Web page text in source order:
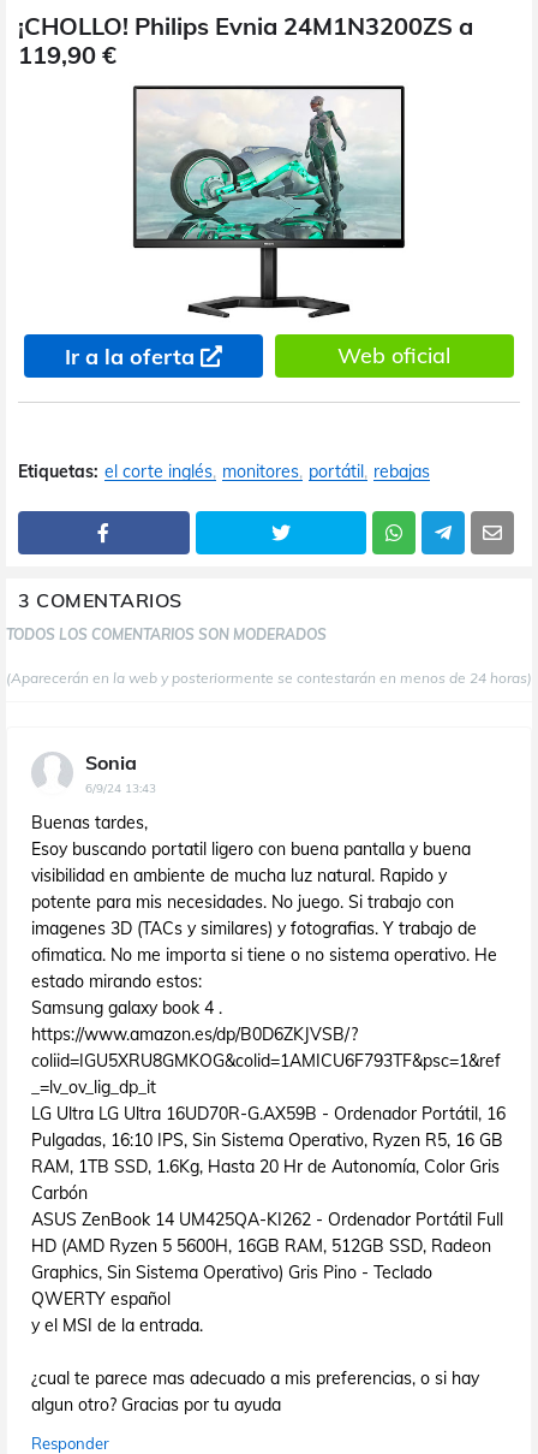
¡CHOLLO! Philips Evnia 24M1N3200ZS a
119,90 €
Ir a la oferta Web oficial
Etiquetas: el corte inglés monitores portátil rebajas
3 COMENTARIOS
TODOS LOS COMENTARIOS SON MODERADOS
(Aparecerán en la web y posteriormente se contestarán en menos de 24 horas)
Sonia
6/9/24 13:43
Buenas tardes,
Esoy buscando portatil ligero con buena pantalla y buena
visibilidad en ambiente de mucha luz natural. Rapido y
potente para mis necesidades. No juego. Si trabajo con
imagenes 3D (TACs y similares) y fotografias. Y trabajo de
ofimatica. No me importa si tiene o no sistema operativo. He
estado mirando estos:
Samsung galaxy book 4 .
https://www.amazon.es/dp/B0D6ZKJVSB/?
coliid=IGU5XRU8GMKOG&colid=1AMICU6F793TF&psc=1&ref
_=lv_ov_lig_dp_it
LG Ultra LG Ultra 16UD70R-G.AX59B - Ordenador Portátil, 16
Pulgadas, 16:10 IPS, Sin Sistema Operativo, Ryzen R5, 16 GB
RAM, 1TB SSD, 1.6Kg, Hasta 20 Hr de Autonomía, Color Gris
Carbón
ASUS ZenBook 14 UM425QA-KI262 - Ordenador Portátil Full
HD (AMD Ryzen 5 5600H, 16GB RAM, 512GB SSD, Radeon
Graphics, Sin Sistema Operativo) Gris Pino - Teclado
QWERTY español
y el MSI de la entrada.
¿cual te parece mas adecuado a mis preferencias, o si hay
algun otro? Gracias por tu ayuda
Responder